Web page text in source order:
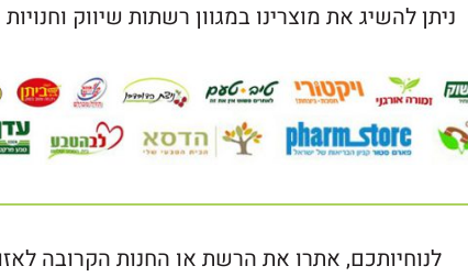
ניתן להשיג את מוצרינו במגוון רשתות שיווק וחנויות
לנוחיותכם, אתרו את הרשת או החנות הקרובה